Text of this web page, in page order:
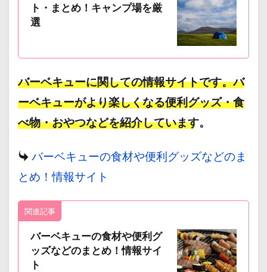
ト・まとめ！キャンプ場を厳
選
バーベキューに関しての情報サイトです。バ
ーベキューがより楽しくなる便利グッズ・食
べ物・おやつなどを紹介しています。
バーベキューの食材や便利グッズなどのま
とめ！情報サイト
関連記事
バーベキューの食材や便利グ
ッズなどのまとめ！情報サイ
ト